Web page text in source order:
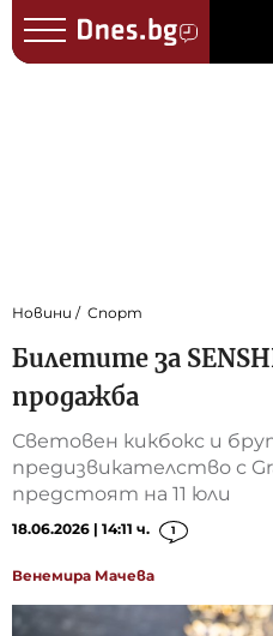
Новини Спорт
Билетите за
продажба
Световен кикбокс и
предизвикателство с
предстоят на 11 юли
18.06.2026 | 14:11 ч. 1
Венемира Мачева